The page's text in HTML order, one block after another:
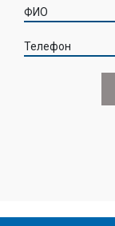
ФИО
Телефон